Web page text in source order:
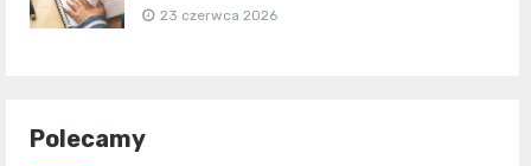
23 czerwca 2026
Polecamy